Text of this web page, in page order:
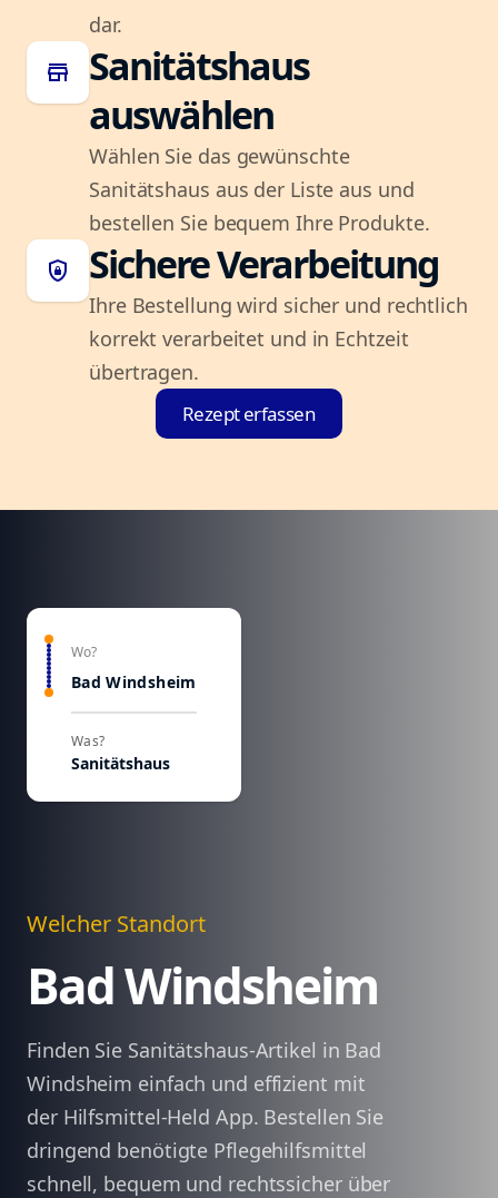
dar.
store
Sanitätshaus
auswählen
Wählen Sie das gewünschte
Sanitätshaus aus der Liste aus und
bestellen Sie bequem Ihre Produkte.
shield_lock Sichere Verarbeitung
Ihre Bestellung wird sicher und rechtlich
korrekt verarbeitet und in Echtzeit
übertragen.
Rezept erfassen
Wo?
Bad Windsheim
Was?
Sanitätshaus
Welcher Standort
Bad Windsheim
Finden Sie Sanitätshaus-Artikel in Bad
Windsheim einfach und effizient mit
der Hilfsmittel-Held App. Bestellen Sie
dringend benötigte Pflegehilfsmittel
schnell, bequem und rechtssicher über